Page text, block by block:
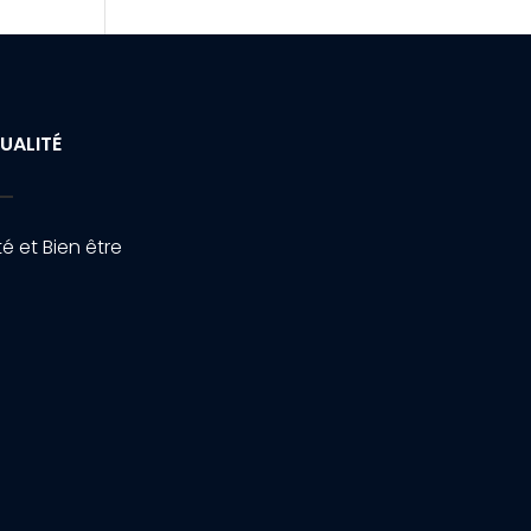
et Bien être